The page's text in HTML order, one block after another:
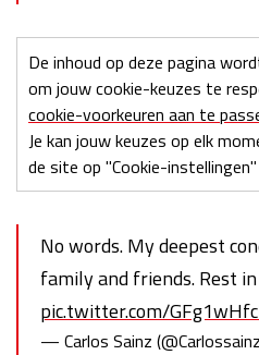
De inhoud op deze pagina
om jouw cookie-keuzes te
cookie-voorkeuren aan te
Je kan jouw keuzes op elk
de site op "Cookie-instellingen"
No words. My deepest
family and friends. Rest in
pic.twitter.com/
— Carlos Sainz